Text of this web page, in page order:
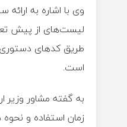
وی با اشاره به
لیست‌های از پیش
طریق کدهای دستوری
است.
به گفته مشاور وزیر
زمان استفاده و